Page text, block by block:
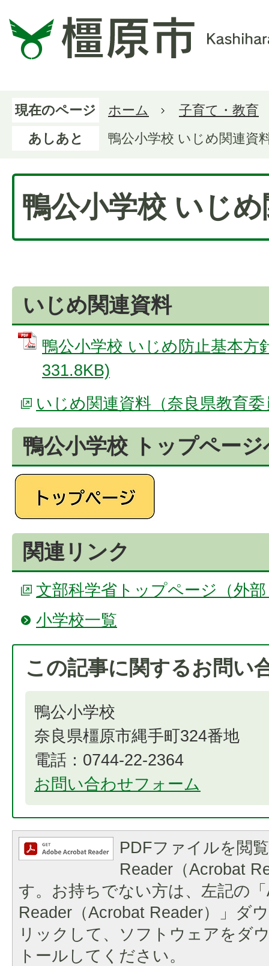
現在のページ ホーム
子育て・教育
あしあと
鴨公小学校 いじめ関連資
鴨公小学校 いじ
いじめ関連資料
鴨公小学校 いじめ防止基本方
331.8KB)
いじめ関連資料（奈良県教育
鴨公小学校 トップページ
関連リンク
文部科学省トップページ（外
小学校一覧
この記事に関するお問い
鴨公小学校
奈良県橿原市縄手町324番地
電話：0744-22-2364
お問い合わせフォーム
PDFファイルを閲
Reader（Acrobat
す。お持ちでない方は、左記の
Reader（Acrobat Reader）」ダ
リックして、ソフトウェアをダ
トールしてください。